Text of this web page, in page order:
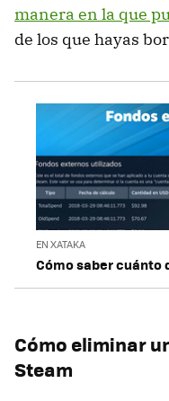
manera en la que
de los que hayas
EN XATAKA
Cómo saber cuánto
Cómo eliminar
Steam